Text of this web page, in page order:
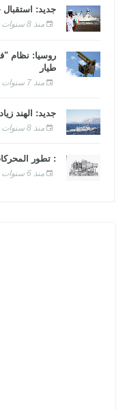
جديد: استقبال
منذ 8 سنوات
روسيا: نظام
طيار
منذ 7 سنوات
جديد: الهند
منذ 8 سنوات
: تطور
منذ 6 سنوات